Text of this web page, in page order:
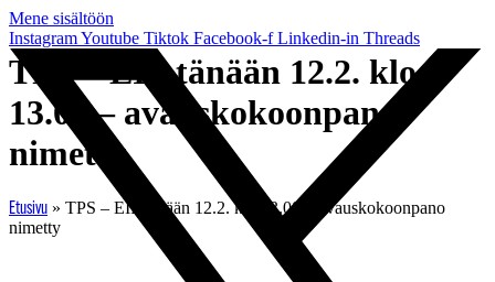
Mene sisältöön
InstagramYoutube Tiktok Facebook-f Linkedin-in Threads
TPS – EIF tänään 12.2. klo
13.00 – avauskokoonpano
nimetty
Etusivu » TPS – EIF tänään 12.2. klo 13.00 – avauskokoonpano
nimetty